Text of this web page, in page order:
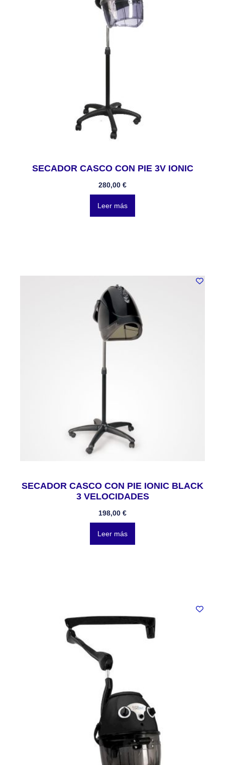
SECADOR CASCO CON PIE 3V IONIC
280,00 €
Leer más
SECADOR CASCO CON PIE IONIC BLACK
3 VELOCIDADES
198,00 €
Leer más